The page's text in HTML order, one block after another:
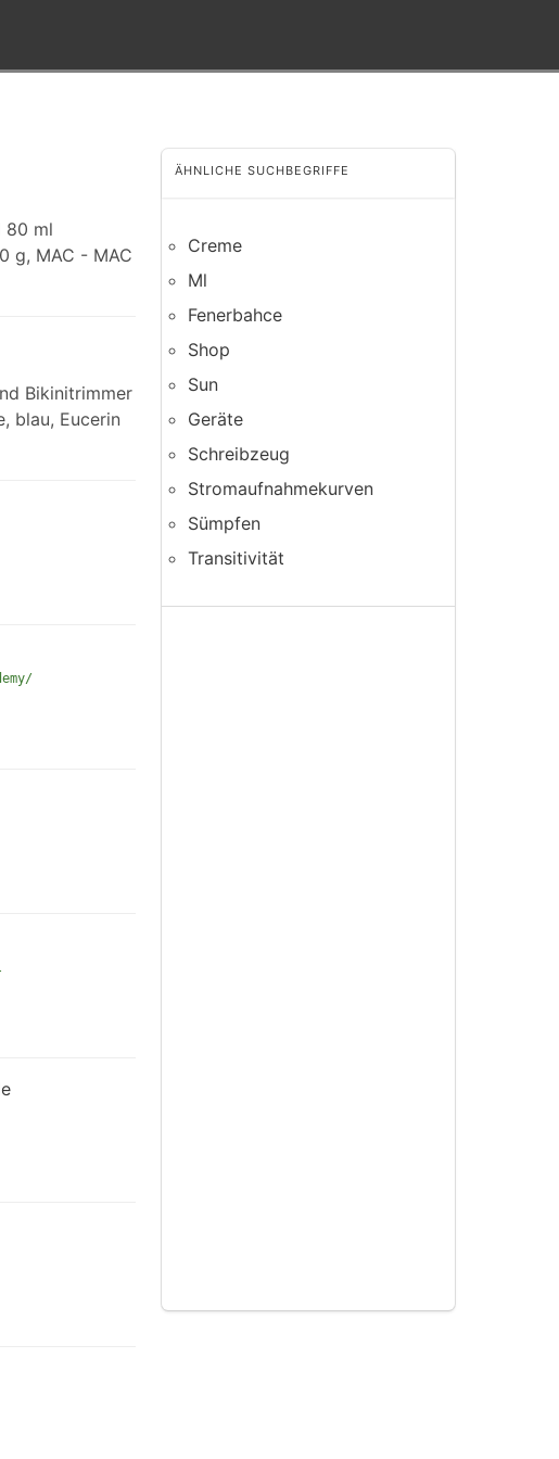
80 ml
g, MAC - MAC
Bikinitrimmer
blau, Eucerin
ÄHNLICHE SUCHBEGRIFFE
Creme
Ml
Fenerbahce
Shop
Sun
Geräte
Schreibzeug
Stromaufnahmekurven
Sümpfen
Transitivität